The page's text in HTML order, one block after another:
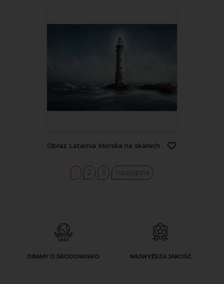
Obraz Latarnia Morska na skałach
1 2 3 następna
DBAMY O ŚRODOWISKO NAJWYŻSZA JAKOŚĆ